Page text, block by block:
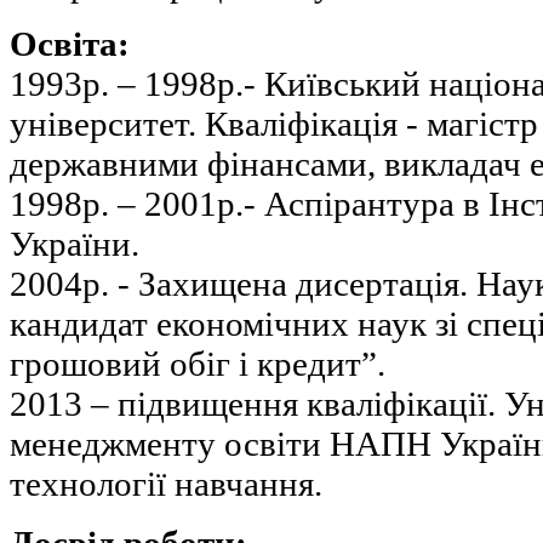
Освіта:
1993р. – 1998р.- Київський
університет. Кваліфікація -
державними фінансами, викладач
1998р. – 2001р.- Аспірантура в
України.
2004р. - Захищена дисертація.
кандидат економічних наук зі
грошовий обіг і кредит”.
2013 – підвищення кваліфікації.
менеджменту освіти НАПН
технології навчання.